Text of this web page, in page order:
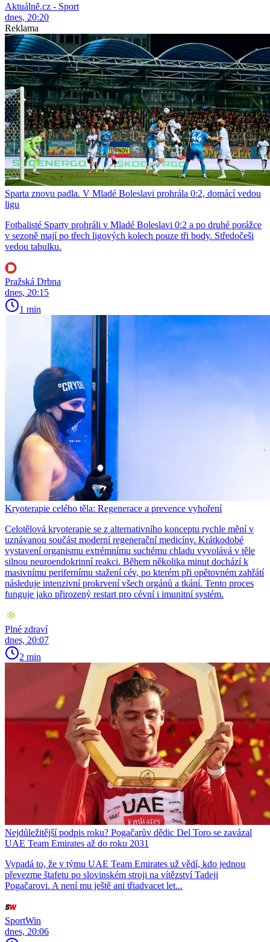
Aktuálně.cz - Sport
dnes, 20:20
Reklama
Sparta znovu padla. V Mladé Boleslavi prohrála 0:2, domácí vedou
ligu
Fotbalisté Sparty prohráli v Mladé Boleslavi 0:2 a po druhé porážce
v sezoně mají po třech ligových kolech pouze tři body. Středočeši
vedou tabulku.
Pražská Drbna
dnes, 20:15
1 min
Kryoterapie celého těla: Regenerace a prevence vyhoření
Celotělová kryoterapie se z alternativního konceptu rychle mění v
uznávanou součást moderní regenerační medicíny. Krátkodobé
vystavení organismu extrémnímu suchému chladu vyvolává v těle
silnou neuroendokrinní reakci. Během několika minut dochází k
masivnímu perifernímu stažení cév, po kterém při opětovném zahřátí
následuje intenzivní prokrvení všech orgánů a tkání. Tento proces
funguje jako přirozený restart pro cévní i imunitní systém.
Plné zdraví
dnes, 20:07
2 min
Nejdůležitější podpis roku? Pogačarův dědic Del Toro se zavázal
UAE Team Emirates až do roku 2031
Vypadá to, že v týmu UAE Team Emirates už vědí, kdo jednou
převezme štafetu po slovinském stroji na vítězství Tadeji
Pogačarovi. A není mu ještě ani třiadvacet let...
SportWin
dnes, 20:06